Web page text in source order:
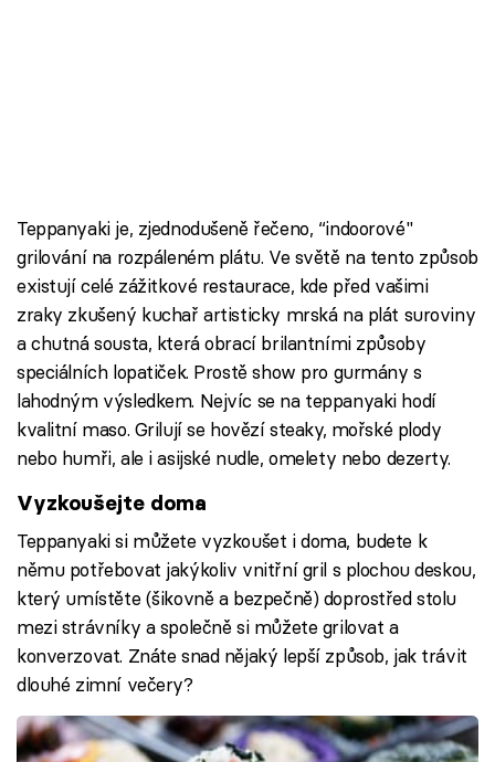
Teppanyaki je, zjednodušeně řečeno, “indoorové"
grilování na rozpáleném plátu. Ve světě na tento způsob
existují celé zážitkové restaurace, kde před vašimi
zraky zkušený kuchař artisticky mrská na plát suroviny
a chutná sousta, která obrací brilantními způsoby
speciálních lopatiček. Prostě show pro gurmány s
lahodným výsledkem. Nejvíc se na teppanyaki hodí
kvalitní maso. Grilují se hovězí steaky, mořské plody
nebo humři, ale i asijské nudle, omelety nebo dezerty.
Vyzkoušejte doma
Teppanyaki si můžete vyzkoušet i doma, budete k
němu potřebovat jakýkoliv vnitřní gril s plochou deskou,
který umístěte (šikovně a bezpečně) doprostřed stolu
mezi strávníky a společně si můžete grilovat a
konverzovat. Znáte snad nějaký lepší způsob, jak trávit
dlouhé zimní večery?